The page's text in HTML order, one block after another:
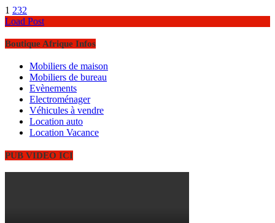
1 232
Load Post
Boutique Afrique Infos
Mobiliers de maison
Mobiliers de bureau
Evènements
Electroménager
Véhicules à vendre
Location auto
Location Vacance
PUB VIDEO ICI